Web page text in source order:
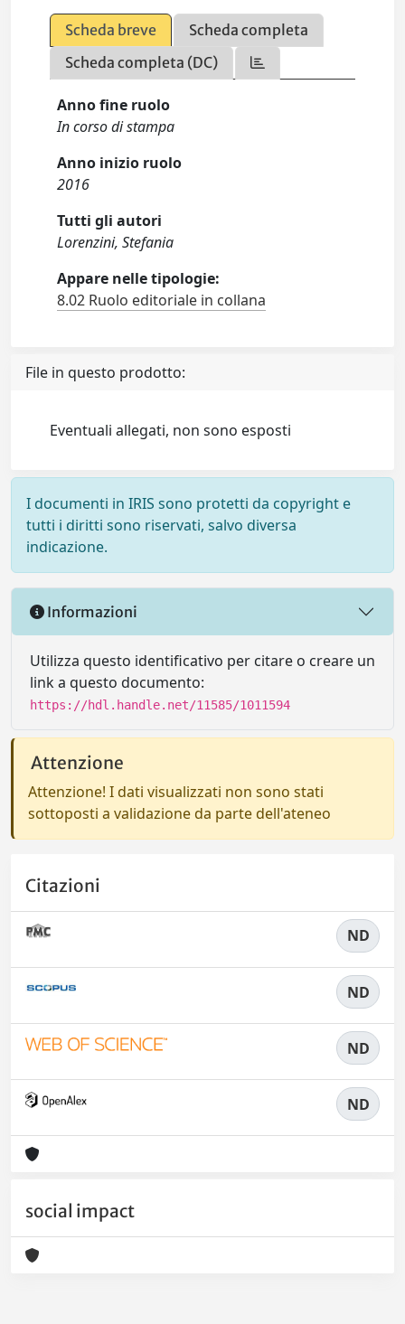
Scheda breve
Scheda completa
Scheda completa (DC)
Anno fine ruolo
In corso di stampa
Anno inizio ruolo
2016
Tutti gli autori
Lorenzini, Stefania
Appare nelle tipologie:
8.02 Ruolo editoriale in collana
File in questo prodotto:
Eventuali allegati, non sono esposti
I documenti in IRIS sono protetti da copyright e
tutti i diritti sono riservati, salvo diversa
indicazione.
Informazioni
Utilizza questo identificativo per citare o creare un
link a questo documento:
https://hdl.handle.net/11585/1011594
Attenzione
Attenzione! I dati visualizzati non sono stati
sottoposti a validazione da parte dell'ateneo
Citazioni
ND
ND
ND
ND
social impact